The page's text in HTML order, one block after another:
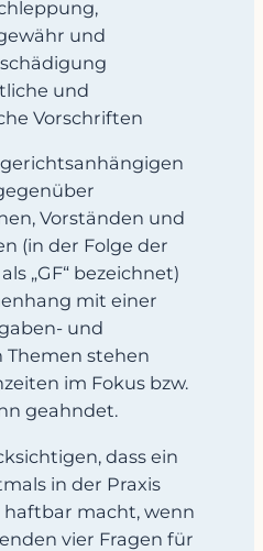
und
und
Vorschriften
Vorständen und
(in der Folge der
„GF“ bezeichnet)
mit einer
und
stehen
im Fokus bzw.
geahndet.
dass ein
in der Praxis
haftbar macht, wenn
vier Fragen für